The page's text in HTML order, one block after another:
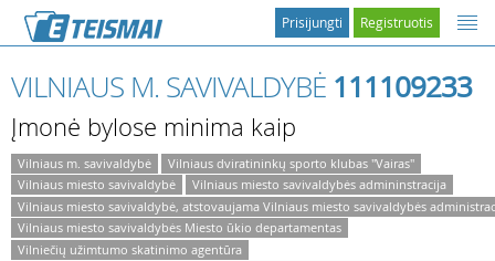
Registruotis
Prisijungti
VILNIAUS M. SAVIVALDYBĖ 111109233
Įmonė bylose minima kaip
Vilniaus m. savivaldybė
Vilniaus dviratininkų sporto klubas "Vairas"
Vilniaus miesto savivaldybė
Vilniaus miesto savivaldybės admininstracija
Vilniaus miesto savivaldybė, atstovaujama Vilniaus miesto savivaldybės
Vilniaus miesto savivaldybės Miesto ūkio departamentas
Vilniečių užimtumo skatinimo agentūra